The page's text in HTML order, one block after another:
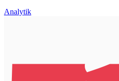
Analytik